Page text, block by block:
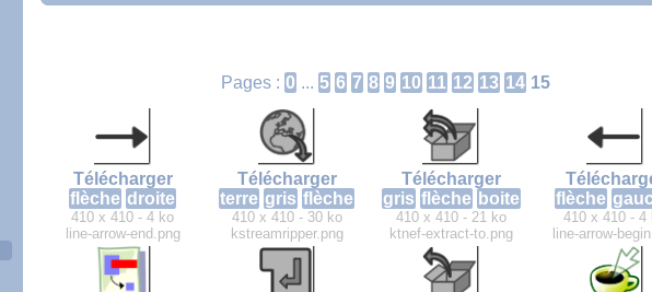
Pages : 0 ... 5 6 7 8 9 10 11 12 13 14 15
Télécharger
flèche droite
410 x 410 - 4 ko
line-arrow-end.png
Télécharger
terre gris flèche
410 x 410 - 30 ko
kstreamripper.png
Télécharger
gris flèche boite
410 x 410 - 21 ko
ktnef-extract-to.png
flèche
410 x 410 - 4
line-arrow-